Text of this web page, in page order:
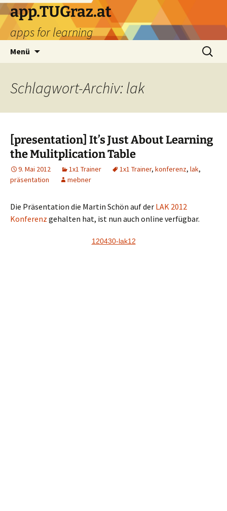
Zum
Inhalt
springen
app.TUGraz.at
apps for learning
Menü
Suchen
nach:
Schlagwort-Archiv: lak
[presentation] It’s Just About Learning
the Mulitplication Table
9. Mai 2012 1x1 Trainer 1x1 Trainer, konferenz, lak,
präsentation
mebner
Die Präsentation die Martin Schön auf der LAK 2012
Konferenz gehalten hat, ist nun auch online verfügbar.
120430-lak12